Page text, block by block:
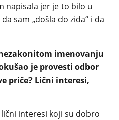
napisala jer je to bilo u
sam „došla do zida“ i da
nezakonitom imenovanju
je provesti odbor
priče? Lični interesi,
interesi koji su dobro